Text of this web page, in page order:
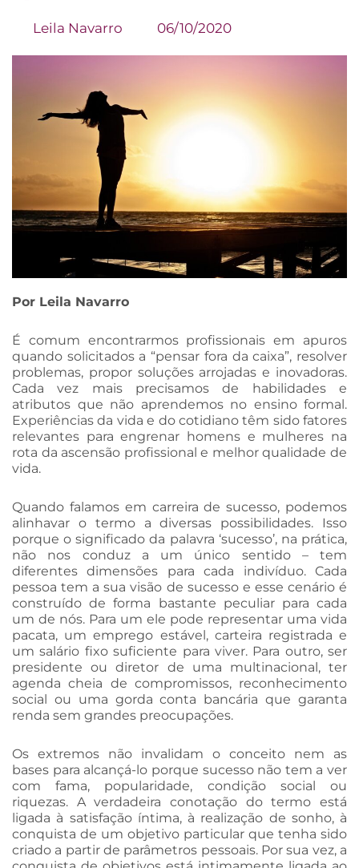
Leila Navarro 06/10/2020
Por Leila Navarro
É comum encontrarmos profissionais em apuros
quando solicitados a “pensar fora da caixa”, resolver
problemas, propor soluções arrojadas e inovadoras.
Cada vez mais precisamos de habilidades e
atributos que não aprendemos no ensino formal.
Experiências da vida e do cotidiano têm sido fatores
relevantes para engrenar homens e mulheres na
rota da ascensão profissional e melhor qualidade de
vida.
Quando falamos em carreira de sucesso, podemos
alinhavar o termo a diversas possibilidades. Isso
porque o significado da palavra ‘sucesso’, na prática,
não nos conduz a um único sentido – tem
diferentes dimensões para cada indivíduo. Cada
pessoa tem a sua visão de sucesso e esse cenário é
construído de forma bastante peculiar para cada
um de nós. Para um ele pode representar uma vida
pacata, um emprego estável, carteira registrada e
um salário fixo suficiente para viver. Para outro, ser
presidente ou diretor de uma multinacional, ter
agenda cheia de compromissos, reconhecimento
social ou uma gorda conta bancária que garanta
renda sem grandes preocupações.
Os extremos não invalidam o conceito nem as
bases para alcançá-lo porque sucesso não tem a ver
com fama, popularidade, condição social ou
riquezas. A verdadeira conotação do termo está
ligada à satisfação íntima, à realização de sonho, à
conquista de um objetivo particular que tenha sido
criado a partir de parâmetros pessoais. Por sua vez, a